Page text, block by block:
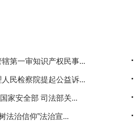
第一审知识产权民事...
民检察院提起公益诉...
家安全部 司法部关...
法治信仰”法治宣...